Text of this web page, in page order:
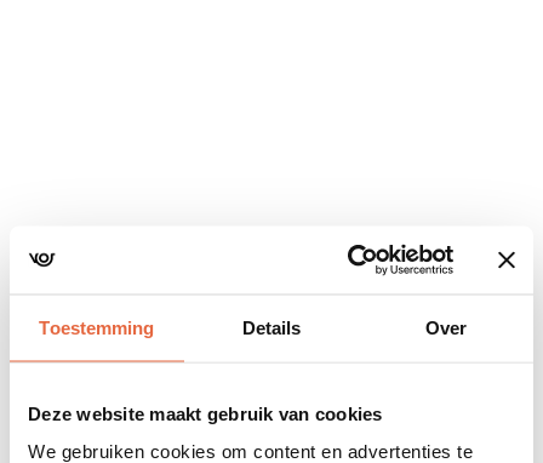
Toestemming Details Over
Deze website maakt gebruik van cookies
We gebruiken cookies om content en advertenties te